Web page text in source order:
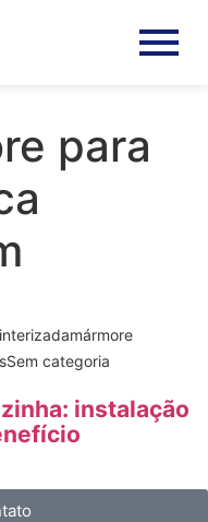
para
mármore
Sem categoria
instalação